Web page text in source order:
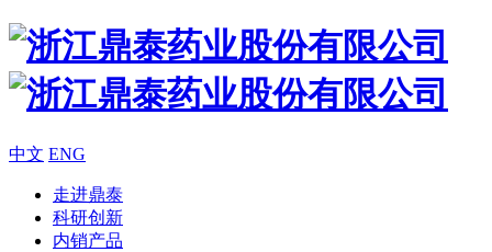
中文 ENG
走进鼎泰
科研创新
内销产品